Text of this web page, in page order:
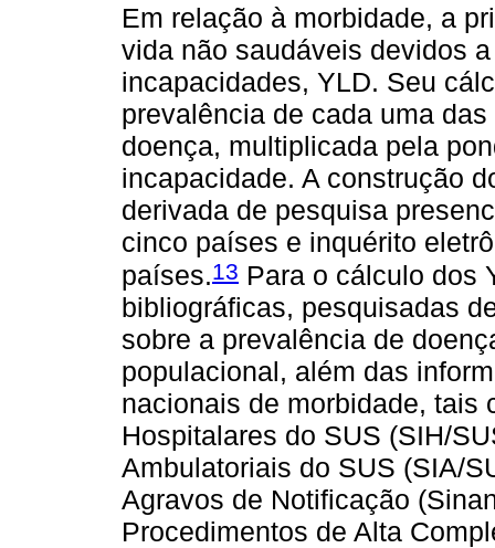
Em relação à morbidade, a
vida não saudáveis devidos
incapacidades, YLD. Seu
prevalência de cada uma
doença, multiplicada pela
incapacidade. A construção
derivada de pesquisa
cinco países e inquérito
países.13 Para o cálculo dos
bibliográficas, pesquisadas
sobre a prevalência de
populacional, além das
nacionais de morbidade, tais
Hospitalares do SUS (SIH/
Ambulatoriais do SUS (SIA/
Agravos de Notificação
Procedimentos de Alta